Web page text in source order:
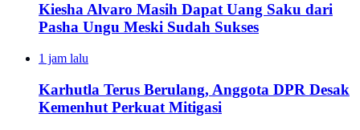
Kiesha Alvaro Masih Dapat Uang Saku dari
Pasha Ungu Meski Sudah Sukses
1 jam lalu
Karhutla Terus Berulang, Anggota DPR Desak
Kemenhut Perkuat Mitigasi